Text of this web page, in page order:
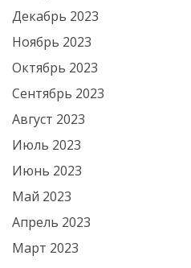
Декабрь 2023
Ноябрь 2023
Октябрь 2023
Сентябрь 2023
Август 2023
Июль 2023
Июнь 2023
Май 2023
Апрель 2023
Март 2023